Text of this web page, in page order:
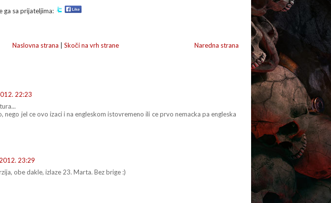
ga sa prijateljima:
Naredna strana
Naslovna strana Skoči na vrh strane
22:23
nego jel ce ovo izaci i na engleskom istovremeno ili ce prvo nemacka pa engleska
23:29
obe dakle, izlaze 23. Marta. Bez brige :)